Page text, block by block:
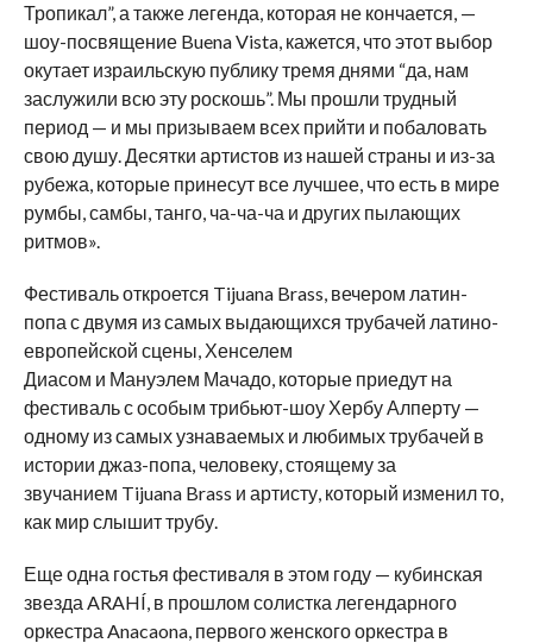
Тропикал”, а также легенда, которая не кончается, —
шоу-посвящение Buena Vista, кажется, что этот выбор
окутает израильскую публику тремя днями “да, нам
заслужили всю эту роскошь”. Мы прошли трудный
период — и мы призываем всех прийти и побаловать
свою душу. Десятки артистов из нашей страны и из-за
рубежа, которые принесут все лучшее, что есть в мире
румбы, самбы, танго, ча-ча-ча и других пылающих
ритмов».
Фестиваль откроется Tijuana Brass, вечером латин-
попа с двумя из самых выдающихся трубачей латино-
европейской сцены, Хенселем
Диасом и Мануэлем Мачадо, которые приедут на
фестиваль с особым трибьют-шоу Хербу Алперту —
одному из самых узнаваемых и любимых трубачей в
истории джаз-попа, человеку, стоящему за
звучанием Tijuana Brass и артисту, который изменил то,
как мир слышит трубу.
Еще одна гостья фестиваля в этом году — кубинская
звезда ARAHÍ, в прошлом солистка легендарного
оркестра Anacaona, первого женского оркестра в